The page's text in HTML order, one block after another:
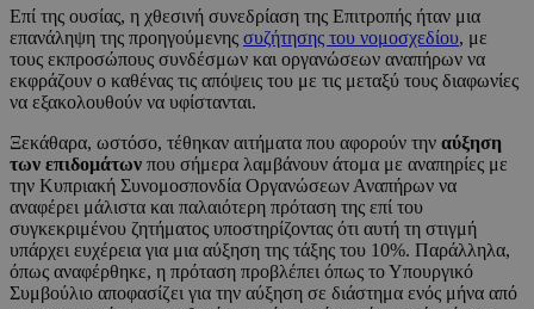
Επί της ουσίας, η χθεσινή συνεδρίαση της Επιτροπής ήταν μια
επανάληψη της προηγούμενης συζήτησης του νομοσχεδίου, με
τους εκπροσώπους συνδέσμων και οργανώσεων αναπήρων να
εκφράζουν ο καθένας τις απόψεις του με τις μεταξύ τους διαφωνίες
να εξακολουθούν να υφίστανται.
Ξεκάθαρα, ωστόσο, τέθηκαν αιτήματα που αφορούν την αύξηση
των επιδομάτων που σήμερα λαμβάνουν άτομα με αναπηρίες με
την Κυπριακή Συνομοσπονδία Οργανώσεων Αναπήρων να
αναφέρει μάλιστα και παλαιότερη πρόταση της επί του
συγκεκριμένου ζητήματος υποστηρίζοντας ότι αυτή τη στιγμή
υπάρχει ευχέρεια για μια αύξηση της τάξης του 10%. Παράλληλα,
όπως αναφέρθηκε, η πρόταση προβλέπει όπως το Υπουργικό
Συμβούλιο αποφασίζει για την αύξηση σε διάστημα ενός μήνα από